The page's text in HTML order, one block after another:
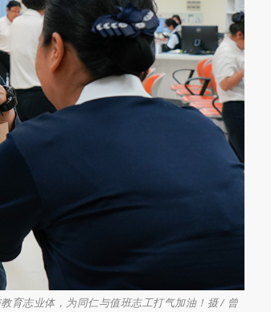
育志业体，为同仁与值班志工打气加油！摄 / 曾